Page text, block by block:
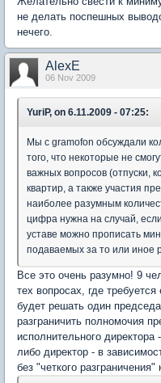
не делать поспешных
нечего.
AlexE
06 Nov 2009
YuriP, on 6.11.2009 - 07:25:
Мы с gramofon обсуждали
того, что некоторые не
важных вопросов (отпуски,
квартир, а также участия
наиболее разумным
цифра нужна на случай,
уставе можно прописать
подаваемых за то или иное
Все это очень разумно! 9
тех вопросах, где
будет решать один
разграничить полномочия
исполнительного
либо директор - в
без "четкого